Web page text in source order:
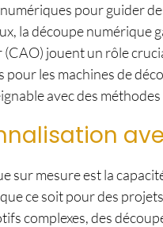
pour guider
la découpe
jouent un rôle
les machines de
avec des
sur mesure est la
ce soit pour des
complexes, des